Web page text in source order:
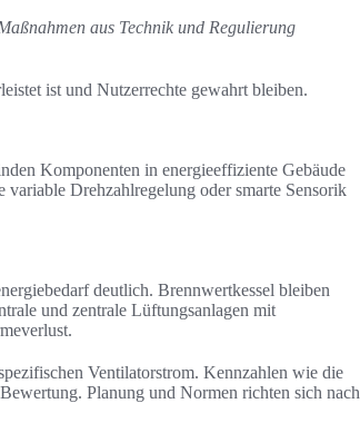
aus Technik und Regulierung
ist und Nutzerrechte gewahrt bleiben.
Komponenten in energieeffiziente Gebäude
Drehzahlregelung oder smarte Sensorik
deutlich. Brennwertkessel bleiben
und zentrale Lüftungsanlagen mit
Ventilatorstrom. Kennzahlen wie die
Planung und Normen richten sich nach